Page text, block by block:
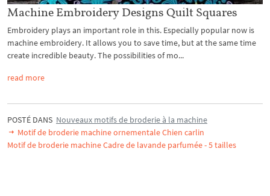
Machine Embroidery Designs Quilt Squares
Embroidery plays an important role in this. Especially popular now is
machine embroidery. It allows you to save time, but at the same time
create incredible beauty. The possibilities of mo...
read more
POSTÉ DANS Nouveaux motifs de broderie à la machine
Motif de broderie machine ornementale Chien carlin
Motif de broderie machine Cadre de lavande parfumée - 5 tailles